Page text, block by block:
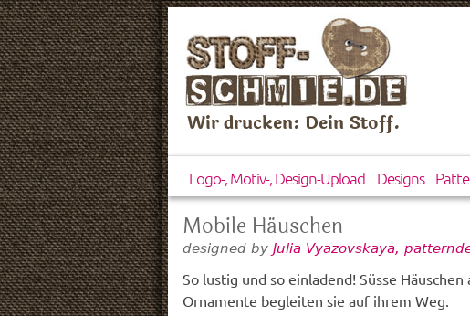
Wir drucken: Dein Stoff.
Logo-, Motiv-, Design-Upload Designs
Mobile Häuschen
designed by Julia Vyazovskaya,
So lustig und so einladend! Süsse
Ornamente begleiten sie auf ihrem Weg.